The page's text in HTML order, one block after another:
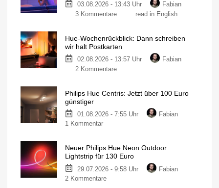
03.08.2026 - 13:43 Uhr
Fabian
3 Kommentare
read in English
Hue-Wochenrückblick: Dann schreiben
wir halt Postkarten
02.08.2026 - 13:57 Uhr
Fabian
2 Kommentare
Philips Hue Centris: Jetzt über 100 Euro
günstiger
01.08.2026 - 7:55 Uhr
Fabian
1 Kommentar
Neuer Philips Hue Neon Outdoor
Lightstrip für 130 Euro
29.07.2026 - 9:58 Uhr
Fabian
2 Kommentare